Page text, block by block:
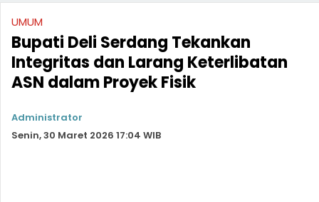
UMUM
Bupati Deli Serdang Tekankan
Integritas dan Larang Keterlibatan
ASN dalam Proyek Fisik
Administrator
Senin, 30 Maret 2026 17:04 WIB